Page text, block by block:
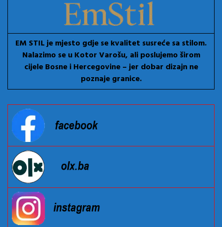
EM STIL je mjesto gdje se kvalitet susreće sa stilom.
Nalazimo se u Kotor Varošu, ali poslujemo širom
cijele Bosne i Hercegovine – jer dobar dizajn ne
poznaje granice.